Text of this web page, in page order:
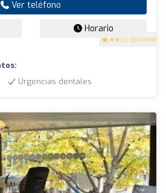
4.4 (11 opiniones)
Ver teléfono
Horario
Urgencias dentales